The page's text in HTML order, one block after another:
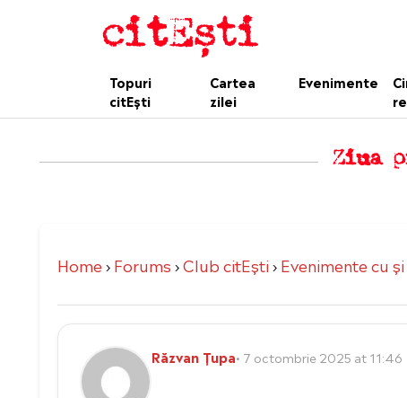
Topuri
citEști
Cartea
zilei
Evenimente
Ziua
Home›Forums›Club citEști›Evenimente cu
Răzvan Țupa• 7 octombrie 2025 at 11:46